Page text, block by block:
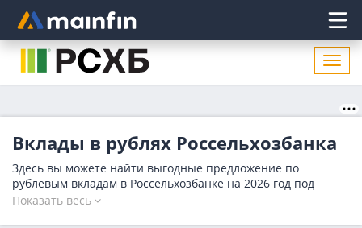
Главное меню
Вклады в рублях Россельхозбанка
Здесь вы можете найти выгодные предложение по
рублевым вкладам в Россельхозбанке на 2026 год под
высокий процент до 13.65%. Изучите условия банка,
Показать весь